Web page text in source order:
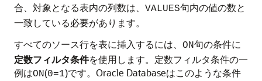
合、対象となる表内の列数は、 VALUES句内の値の数と
一致している必要があります。
すべてのソース行を表に挿入するには、 ON句の条件に
定数フィルタ条件を使用します。定数フィルタ条件の一
例はON(0=1)です。Oracle Databaseはこのような条件